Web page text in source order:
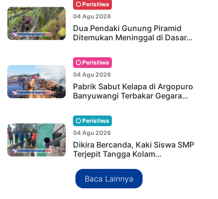
Peristiwa
04 Agu 2026
Dua Pendaki Gunung Piramid
Ditemukan Meninggal di Dasar…
Peristiwa
04 Agu 2026
Pabrik Sabut Kelapa di Argopuro
Banyuwangi Terbakar Gegara…
Peristiwa
04 Agu 2026
Dikira Bercanda, Kaki Siswa SMP
Terjepit Tangga Kolam…
Baca Lainnya